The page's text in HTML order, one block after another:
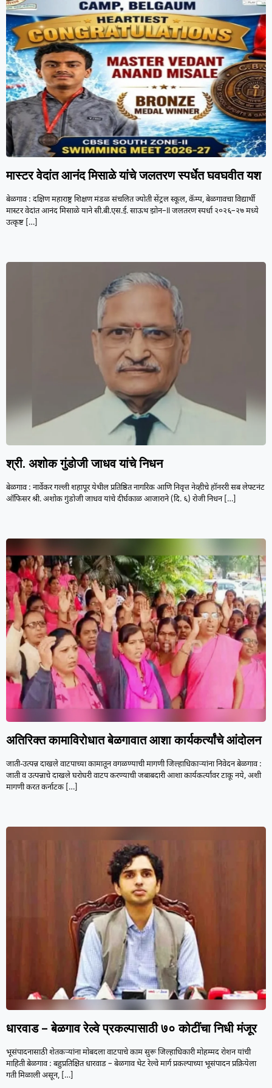
मास्टर वेदांत आनंद मिसाळे यांचे जलतरण स्पर्धेत घवघवीत यश
बेळगाव : दक्षिण महाराष्ट्र शिक्षण मंडळ संचलित ज्योती सेंट्रल स्कूल, कॅम्प, बेळगावचा विद्यार्थी
मास्टर वेदांत आनंद मिसाळे याने सी.बी.एस.ई. साऊथ झोन–II जलतरण स्पर्धा २०२६–२७ मध्ये
उत्कृष्ट […]
श्री. अशोक गुंडोजी जाधव यांचे निधन
बेळगाव : नार्वेकर गल्ली शहापूर येथील प्रतिष्ठित नागरिक आणि निवृत्त नेव्हीचे हॉनररी सब लेफ्टनंट
ऑफिसर श्री. अशोक गुंडोजी जाधव यांचे दीर्घकाळ आजाराने (दि. ६) रोजी निधन[…]
अतिरिक्त कामाविरोधात बेळगावात आशा कार्यकर्त्यांचे आंदोलन
जाती-उत्पन्न दाखले वाटपाच्या कामातून वगळण्याची मागणी जिल्हाधिकाऱ्यांना निवेदन बेळगाव :
जाती व उत्पन्नाचे दाखले घरोघरी वाटप करण्याची जबाबदारी आशा कार्यकर्त्यांवर टाकू नये, अशी
मागणी करत कर्नाटक […]
धारवाड – बेळगाव रेल्वे प्रकल्पासाठी ७० कोटींचा निधी मंजूर
भूसंपादनासाठी शेतकऱ्यांना मोबदला वाटपाचे काम सुरू जिल्हाधिकारी मोहम्मद रोशन यांची
माहिती बेळगाव : बहुप्रतिक्षित धारवाड – बेळगाव थेट रेल्वे मार्ग प्रकल्पाच्या भूसंपादन प्रक्रियेला
गती मिळाली असून, […]